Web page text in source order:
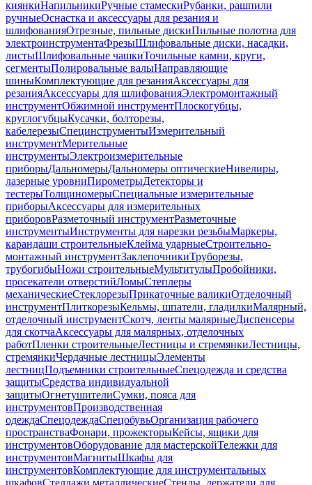
киянкиНапильникиРучные стамескиРубанки, рашпили
ручныеОснастка и аксессуары для резания и
шлифованияОтрезные, пильные дискиПильные полотна для
электроинструментаФрезыШлифовальные диски, насадки,
листыШлифовальные чашкиТочильные камни, круги,
сегментыПолировальные валыНаправляющие
шиныКомплектующие для резанияАксессуары для
резанияАксессуары для шлифованияЭлектромонтажный
инструментОбжимной инструментПлоскогубцы,
круглогубцыКусачки, болторезы,
кабелерезыСпецинструментыИзмерительный
инструментМерительные
инструментыЭлектроизмерительные
приборыДальномерыДальномеры оптическиеНивелиры,
лазерные уровниПирометрыДетекторы и
тестерыТолщиномерыСпециальные измерительные
приборыАксессуары для измерительных
приборовРазметочный инструментРазметочные
инструментыИнструменты для нарезки резьбыМаркеры,
карандаши строительныеКлейма ударныеСтроительно-
монтажный инструментЗаклепочникиТруборезы,
трубогибыНожи строительныеМультитулыПробойники,
просекатели отверстийЛомыСтеплеры
механическиеСтеклорезыПрикаточные валикиОтделочный
инструментПлиткорезыКельмы, шпатели, гладилкиМалярный,
отделочный инструментСкотч, ленты малярныеДиспенсеры
для скотчаАксессуары для малярных, отделочных
работПленки строительныеЛестницы и стремянкиЛестницы,
стремянкиЧердачные лестницыЭлементы
лестницПодъемники строительныеСпецодежда и средства
защитыСредства индивидуальной
защитыОгнетушителиСумки, пояса для
инструментовПроизводственная
одеждаСпецодеждаСпецобувьОрганизация рабочего
пространстваФонари, прожекторыКейсы, ящики для
инструментовОборудование для мастерскойТележки для
инструментовМагнитыШкафы для
инструментовКомплектующие для инструментальных
шкафовСтеллажи металлическиеСтенды, держатели для